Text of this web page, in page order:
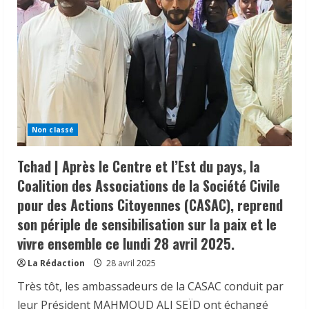
Non classé
Tchad | Après le Centre et l’Est du pays, la
Coalition des Associations de la Société Civile
pour des Actions Citoyennes (CASAC), reprend
son périple de sensibilisation sur la paix et le
vivre ensemble ce lundi 28 avril 2025.
La Rédaction 28 avril 2025
Très tôt, les ambassadeurs de la CASAC conduit par
leur Président MAHMOUD ALI SEÏD ont échangé
𝗜𝗻𝗱𝘂𝘀𝘁𝗿𝗶𝗲 | l𝐞 𝐠𝐨𝐮𝐯𝐞𝐫𝐧𝐞𝐦𝐞𝐧𝐭 𝐜𝐥𝐚𝐫𝐢𝐟𝐢𝐞
𝐬𝐚 𝐬𝐭𝐫𝐚𝐭é𝐠𝐢𝐞 𝐝𝐞 𝐜𝐨𝐧𝐭𝐫ô𝐥𝐞 𝐝𝐞𝐬 𝐩𝐫𝐨𝐝𝐮𝐢𝐭𝐬